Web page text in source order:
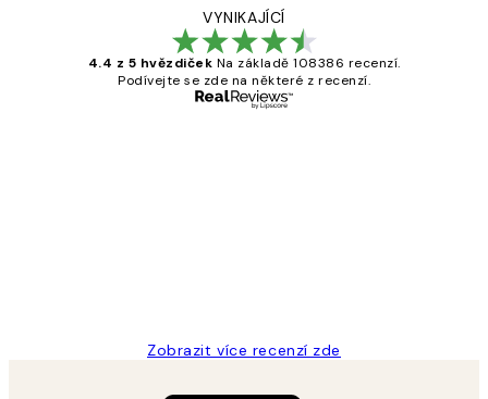
VYNIKAJÍCÍ
4.4 z 5 hvězdiček Na základě 108386 recenzí.
Podívejte se zde na některé z recenzí.
Zobrazit více recenzí zde